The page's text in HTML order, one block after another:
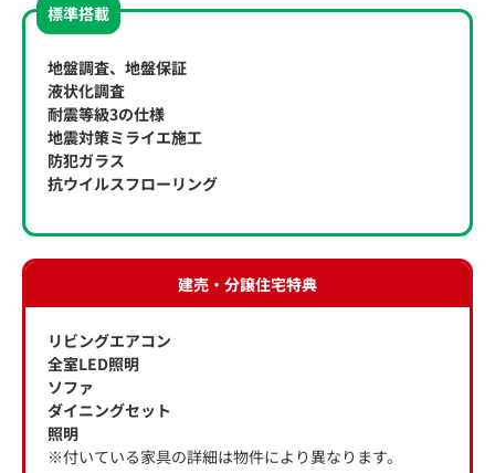
標準搭載
地盤調査、地盤保証
液状化調査
耐震等級3の仕様
地震対策ミライエ施工
防犯ガラス
抗ウイルスフローリング
建売・分譲住宅特典
リビングエアコン
全室LED照明
ソファ
ダイニングセット
照明
※付いている家具の詳細は物件により異なります。